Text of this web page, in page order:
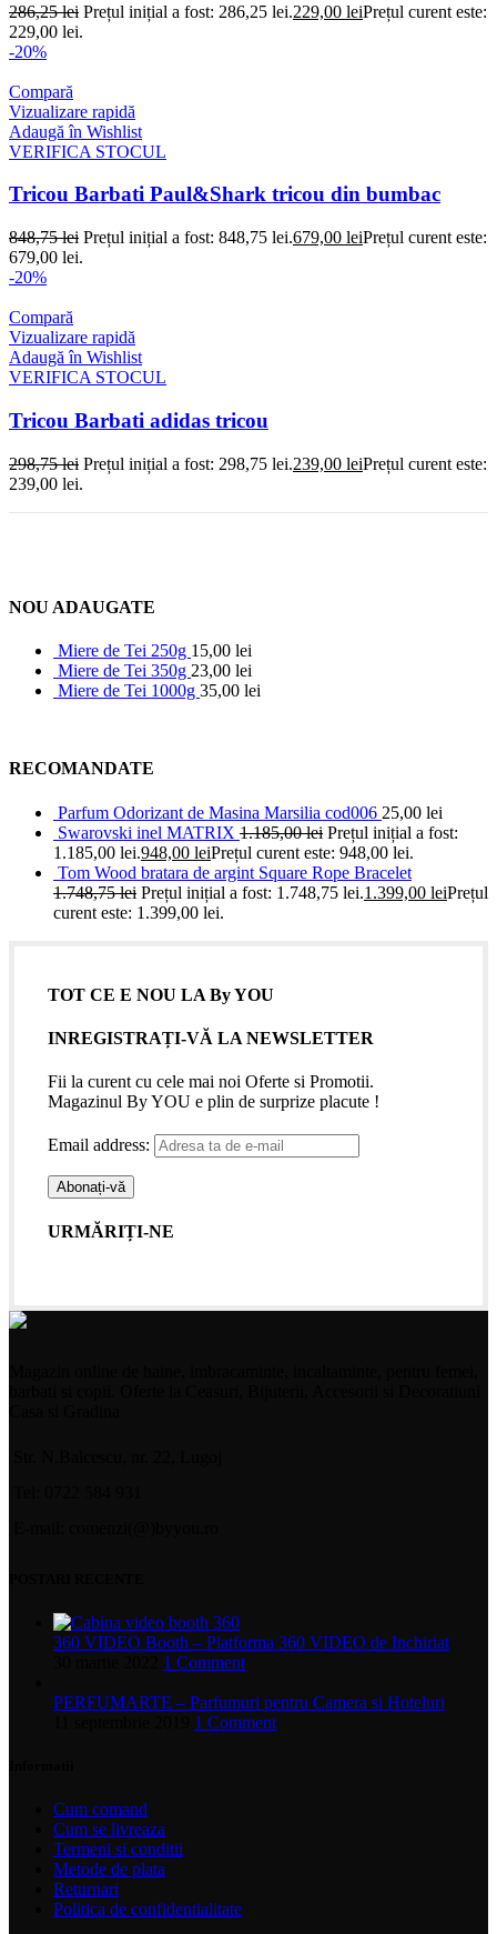
286,25lei Prețul inițial a fost: 286,25 lei.229,00 leiPrețul curent este:
229,00 lei.
-20%
Compară
Vizualizare rapidă
Adaugă în Wishlist
VERIFICA STOCUL
Tricou Barbati Paul&Shark tricou din bumbac
848,75lei Prețul inițial a fost: 848,75 lei.679,00 leiPrețul curent este:
679,00 lei.
-20%
Compară
Vizualizare rapidă
Adaugă în Wishlist
VERIFICA STOCUL
Tricou Barbati adidas tricou
298,75lei Prețul inițial a fost: 298,75 lei.239,00 leiPrețul curent este:
239,00 lei.
NOU ADAUGATE
Miere de Tei 250g 15,00 lei
Miere de Tei 350g 23,00 lei
Miere de Tei 1000g 35,00 lei
RECOMANDATE
Parfum Odorizant de Masina Marsilia cod006 25,00 lei
Swarovski inel MATRIX 1.185,00lei Prețul inițial a fost:
1.185,00 lei.948,00 leiPrețul curent este: 948,00 lei.
Tom Wood bratara de argint Square Rope Bracelet
1.748,75lei Prețul inițial a fost: 1.748,75 lei.1.399,00 leiPrețul
curent este: 1.399,00 lei.
TOT CE E NOU LA By YOU
INREGISTRAȚI-VĂ LA NEWSLETTER
Fii la curent cu cele mai noi Oferte si Promotii.
Magazinul By YOU e plin de surprize placute !
Email address:
URMĂRIȚI-NE
360 VIDEO Booth – Platforma 360 VIDEO de Inchiriat
1 Comment
PERFUMARTE – Parfumuri pentru Camera si Hoteluri
1 Comment
Cum comand
Cum se livreaza
Termeni si conditii
Metode de plata
Returnari
Politica de confidentialitate